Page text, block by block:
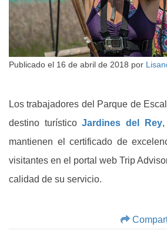
Publicado el 16 de abril de 2018 por
Los trabajadores del Parque de
destino turísticoJardines del Rey,
mantienen el certificado de
visitantes en el portal web Trip
calidad de su servicio.